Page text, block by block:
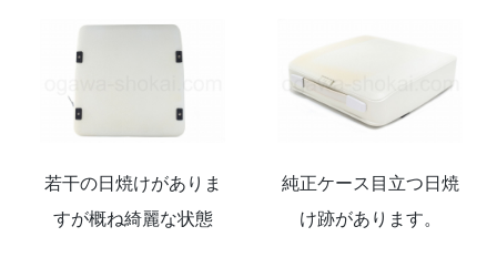
若干の日焼けがありま
すが概ね綺麗な状態
純正ケース目立つ日焼
け跡があります。